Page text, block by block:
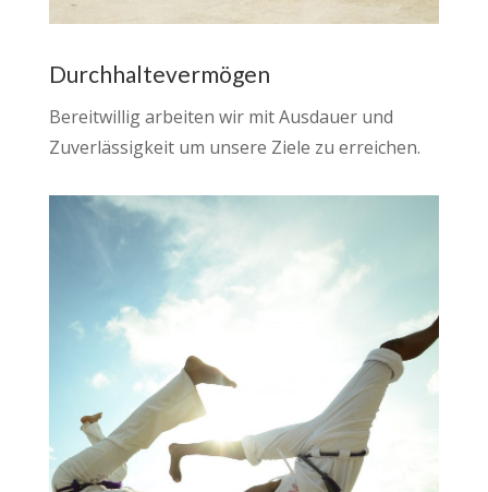
Durchhaltevermögen
Bereitwillig arbeiten wir mit Ausdauer und
Zuverlässigkeit um unsere Ziele zu erreichen.